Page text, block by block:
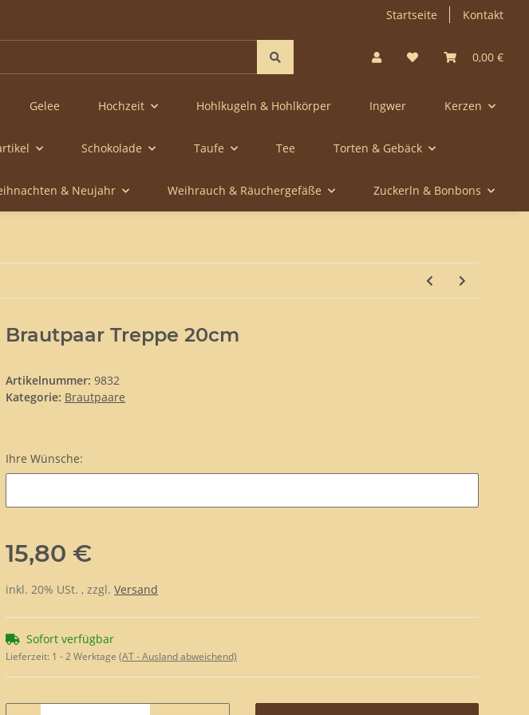
Startseite Kontakt
0,00 €
Gelee Hochzeit Hohlkugeln & Hohlkörper Ingwer Kerzen
Schokolade Taufe Tee Torten & Gebäck
& Neujahr Weihrauch & Räuchergefäße Zuckerln & Bonbons
Brautpaar Treppe 20cm
Artikelnummer: 9832
Kategorie: Brautpaare
Ihre Wünsche:
15,80 €
inkl. 20% USt. , zzgl. Versand
Sofort verfügbar
Lieferzeit: 1 - 2 Werktage (AT - Ausland abweichend)